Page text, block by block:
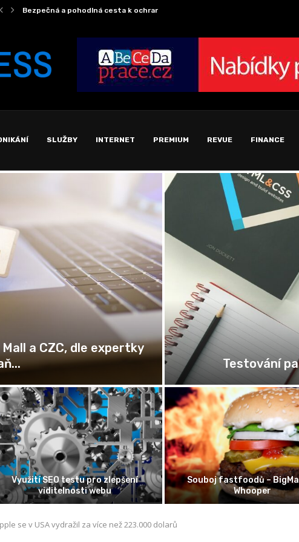
Bezpečná a pohodlná cesta k ochraně svého mazlíčka
SLUŽBY INTERNET PREMIUM REVUE FINANCE
pro
Jak vybrat to pravé jméno pro
Průvodce a inspirace
Bezpečná a pohodlná cesta k
ochraně svého mazlíčka
Schránka
Bennu
se v USA vydražil za více než 223.000 dolarů